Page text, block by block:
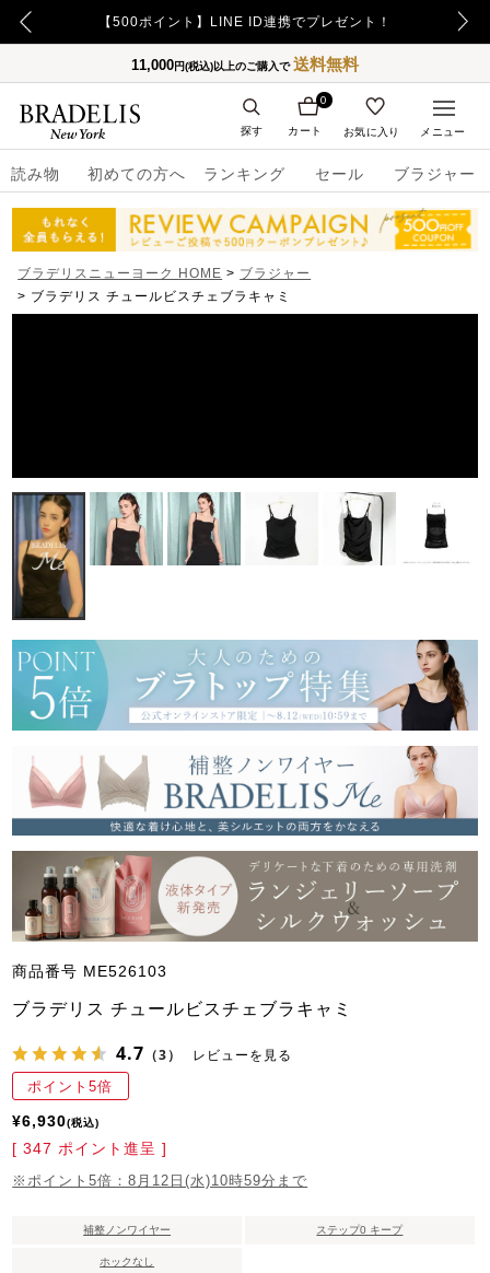
【500ポイント】LINE ID連携でプレゼント！
11,000円(税込)以上のご購入で送料無料
読み物 初めての方へ ランキング セール ブラジャー
カート
0
お気に入り
探す メニュー
ブラデリスニューヨーク HOME
ブラジャー
ブラデリス チュールビスチェブラキャミ
商品番号 ME526103
ブラデリス チュールビスチェブラキャミ
4.7 （3） レビューを見る
ポイント5倍
¥6,930 税込
[ 347 ポイント進呈 ]
※ポイント5倍：8月12日(水)10時59分まで
補整ノンワイヤー ステップ0 キープ
ホックなし